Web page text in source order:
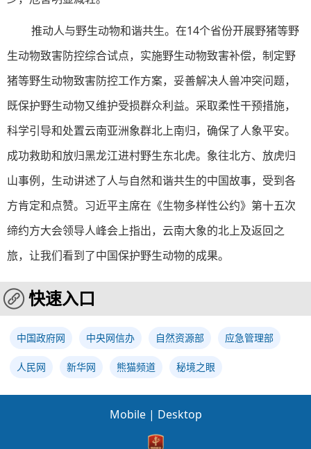
推动人与野生动物和谐共生。在14个省份开展野猪等野
生动物致害防控综合试点，实施野生动物致害补偿，制定野
猪等野生动物致害防控工作方案，妥善解决人兽冲突问题，
既保护野生动物又维护受损群众利益。采取柔性干预措施，
科学引导和处置云南亚洲象群北上南归，确保了人象平安。
成功救助和放归黑龙江进村野生东北虎。象往北方、放虎归
山事例，生动讲述了人与自然和谐共生的中国故事，受到各
方肯定和点赞。习近平主席在《生物多样性公约》第十五次
缔约方大会领导人峰会上指出，云南大象的北上及返回之
旅，让我们看到了中国保护野生动物的成果。
快速入口
中国政府网 中央网信办 自然资源部 应急管理部
人民网 新华网 熊猫频道 秘境之眼
Mobile | Desktop